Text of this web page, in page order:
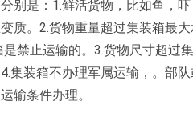
别是：1.鲜活货物，比如鱼，
质。2.货物重量超过集装箱最
禁止运输的。3.货物尺寸超过
集装箱不办理军属运输，。部
输条件办理。